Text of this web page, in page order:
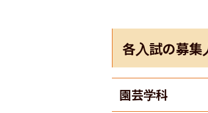
各入試の募集
園芸学科